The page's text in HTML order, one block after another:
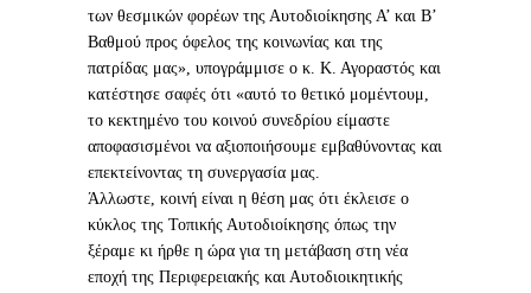
των θεσμικών φορέων της Αυτοδιοίκησης Α’ και Β’
Βαθμού προς όφελος της κοινωνίας και της
πατρίδας μας», υπογράμμισε ο κ. Κ. Αγοραστός και
κατέστησε σαφές ότι «αυτό το θετικό μομέντουμ,
το κεκτημένο του κοινού συνεδρίου είμαστε
αποφασισμένοι να αξιοποιήσουμε εμβαθύνοντας και
επεκτείνοντας τη συνεργασία μας.
Άλλωστε, κοινή είναι η θέση μας ότι έκλεισε ο
κύκλος της Τοπικής Αυτοδιοίκησης όπως την
ξέραμε κι ήρθε η ώρα για τη μετάβαση στη νέα
εποχή της Περιφερειακής και Αυτοδιοικητικής